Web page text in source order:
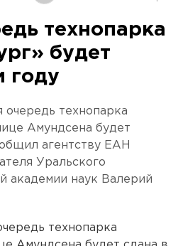
технопарка
будет
году
очередь технопарка
Амундсена будет
агентству ЕАН
Уральского
академии наук Валерий
технопарка